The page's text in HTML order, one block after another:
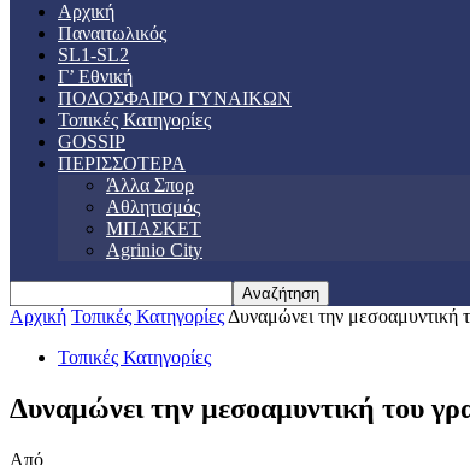
Αρχική
Παναιτωλικός
SL1-SL2
Γ’ Εθνική
ΠΟΔΟΣΦΑΙΡΟ ΓΥΝΑΙΚΩΝ
Τοπικές Κατηγορίες
GOSSIP
ΠΕΡΙΣΣΟΤΕΡΑ
Άλλα Σπορ
Αθλητισμός
ΜΠΑΣΚΕΤ
Agrinio City
Αρχική Τοπικές Κατηγορίες Δυναμώνει την
Τοπικές Κατηγορίες
Δυναμώνει την μεσοαμυντική του
Από